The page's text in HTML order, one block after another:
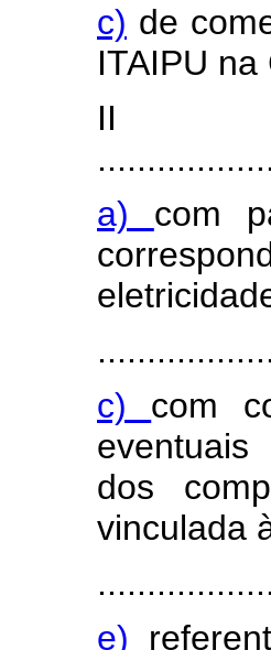
c) de
ITAIPU na
a) com
c) com
eventuais
dos
vinculada
e)